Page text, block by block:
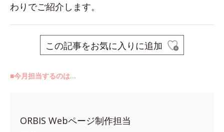
わりでご紹介します。
この記事をお気に入りに追加
■今月担当するのは…
ORBIS Webページ制作担当